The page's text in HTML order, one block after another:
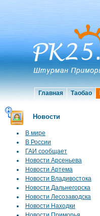
Главная Таобао
Новости
В мире
В России
ГАИ сообщает
Новости Арсеньева
Новости Артема
Новости Владивостока
Новости Дальнегорска
Новости Лесозаводска
Новости Находки